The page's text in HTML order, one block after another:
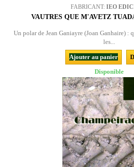
FABRICANT: IEO
VAUTRES QUE M'AVETZ
Un polar de Jean Ganiayre (Joan Ganhaire)
les...
Ajouter au panier
Disponible